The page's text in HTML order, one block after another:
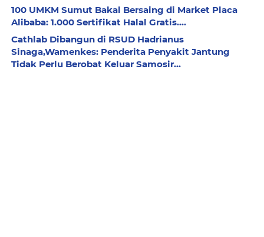
100 UMKM Sumut Bakal Bersaing di Market Placa
Alibaba: 1.000 Sertifikat Halal Gratis....
Cathlab Dibangun di RSUD Hadrianus
Sinaga,Wamenkes: Penderita Penyakit Jantung
Tidak Perlu Berobat Keluar Samosir...